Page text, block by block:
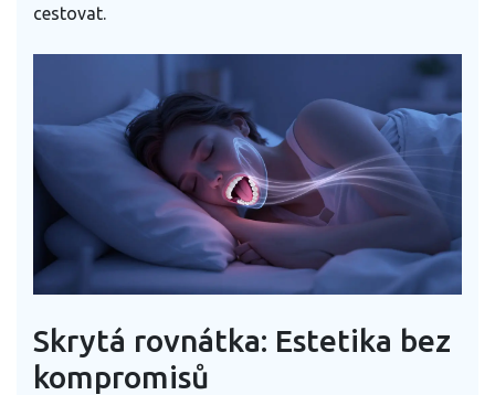
cestovat.
Skrytá rovnátka: Estetika bez
kompromisů